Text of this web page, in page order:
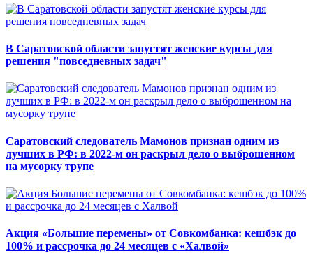
В Саратовской области запустят женские курсы для
решения "повседневных задач"
Саратовский следователь Мамонов признан одним из
лучших в РФ: в 2022-м он раскрыл дело о выброшенном
на мусорку трупе
Акция «Большие перемены» от Совкомбанка: кешбэк до
100% и рассрочка до 24 месяцев с «Халвой»